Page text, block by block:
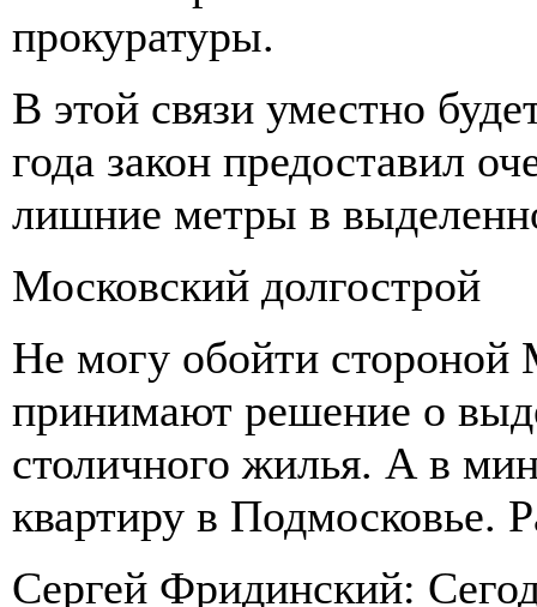
прокуратуры.
В этой связи уместно
года закон предоставил
лишние метры в
Московский долгострой
Не могу обойти стороной
принимают решение о
столичного жилья. А в
квартиру в Подмосковье.
Сергей Фридинский: